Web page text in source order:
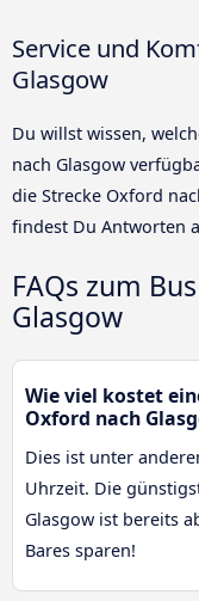
Service und
Glasgow
Du willst wissen,
nach Glasgow
die Strecke Oxford
findest Du Antworten
FAQs zum
Glasgow
Wie viel kostet
Oxford nach
Dies ist unter
Uhrzeit. Die
Glasgow ist bereits
Bares sparen!